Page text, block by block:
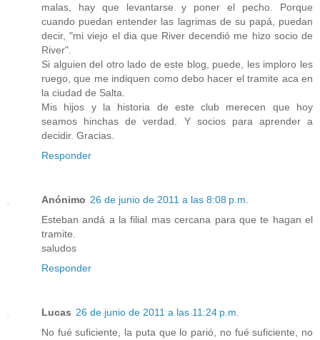
malas, hay que levantarse y poner el pecho. Porque
cuando puedan entender las lagrimas de su papá, puedan
decir, "mi viejo el dia que River decendió me hizo socio de
River".
Si alguien del otro lado de este blog, puede, les imploro les
ruego, que me indiquen como debo hacer el tramite aca en
la ciudad de Salta.
Mis hijos y la historia de este club merecen que hoy
seamos hinchas de verdad. Y socios para aprender a
decidir. Gracias.
Responder
Anónimo 26 de junio de 2011 a las 8:08 p.m.
Esteban andá a la filial mas cercana para que te hagan el
tramite.
saludos
Responder
Lucas 26 de junio de 2011 a las 11:24 p.m.
No fué suficiente, la puta que lo parió, no fué suficiente, no